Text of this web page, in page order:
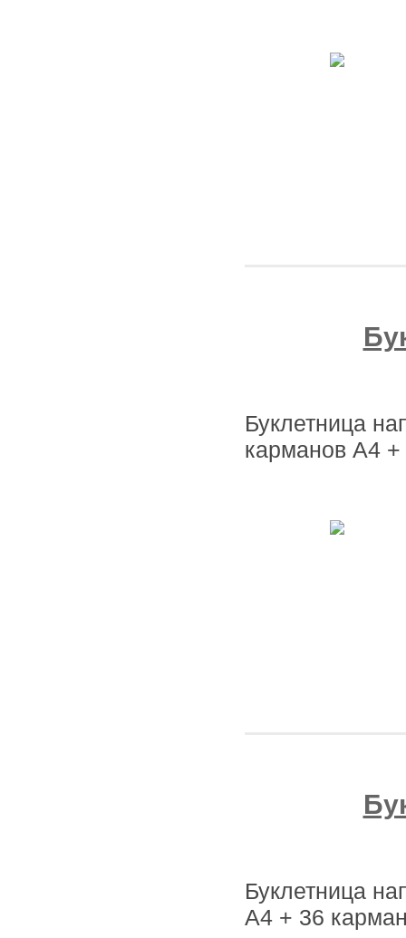
Буклетница
карманов А4
Буклетница
А4 + 36